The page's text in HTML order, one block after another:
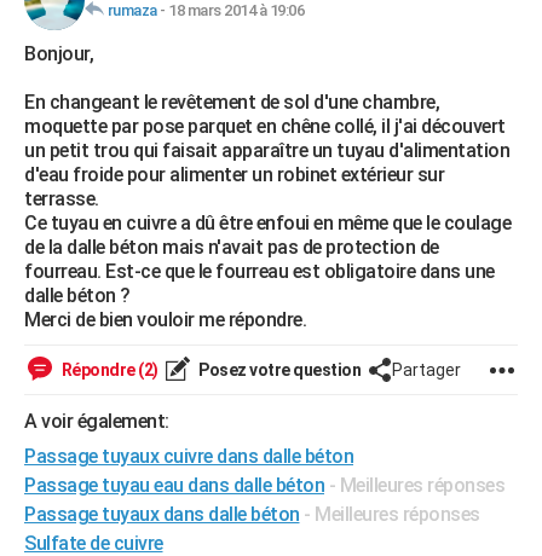
Mobiles
Meilleur smartphone
Internet
Ordinateurs
Jeux vidéo
Guide high-tech
BRICOLAGE
Guides de France
Escapades
Patrimoine
Expositions
Musées
Week-end nature
+LIFESTYLE
Art de vivre
Bien-être
Loisirs
Mode
Modes de vie
SANTE
Alimentation
Guide de la santé
Maladies
Médicaments
Sommeil
VOYAGE
Destinations
City break
Voyage nature
Voyage de noces
Forum
Climat
+PHOTO
GUIDES D'ACHAT
BONS PLANS
CARTE DE VOEUX
Carte de Noël
Carte Bonne année
Carte Saint-Valentin
Carte Pâques
Carte d'anniversaire
DICTIONNAIRE
Dictionnaire
Biographies
Citations
Expressions
Proverbes
PROGRAMME TV
rumaza- 18 mars 2014 à 19:06
Bonjour,
En changeant le revêtement de sol d'une chambre,
moquette par pose parquet en chêne collé, il j'ai découvert
un petit trou qui faisait apparaître un tuyau d'alimentation
d'eau froide pour alimenter un robinet extérieur sur
terrasse.
Ce tuyau en cuivre a dû être enfoui en même que le coulage
de la dalle béton mais n'avait pas de protection de
fourreau. Est-ce que le fourreau est obligatoire dans une
dalle béton ?
Merci de bien vouloir me répondre.
Répondre (2) Posez votre question Partager
A voir également:
Passage tuyaux cuivre dans dalle béton
Passage tuyau eau dans dalle béton - Meilleures réponses
Passage tuyaux dans dalle béton - Meilleures réponses
Sulfate de cuivre